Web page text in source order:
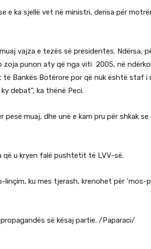
e ka sjellë vet në ministri, derisa për
vajza e tezës së presidentes. Ndërsa,
zoja punon aty që nga viti 2005, në
Bankës Botërore por që nuk është staf i
debat”, ka thënë Peci.
muaj, dhe unë e kam pru për shkak
që u kryen falë pushtetit të LVV-së.
ku mes tjerash, krenohet për ‘mos-
së kësaj partie. /Paparaci/